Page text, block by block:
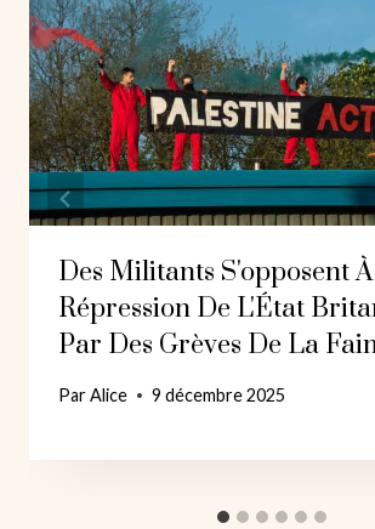
Des Militants S'opposent
Répression De L'État
Par Des Grèves De La
ParAlice 9 décembre 2025